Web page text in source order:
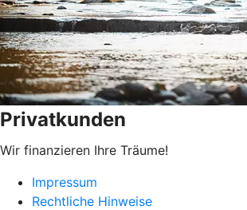
Privatkunden
Wir finanzieren Ihre Träume!
Impressum
Rechtliche Hinweise